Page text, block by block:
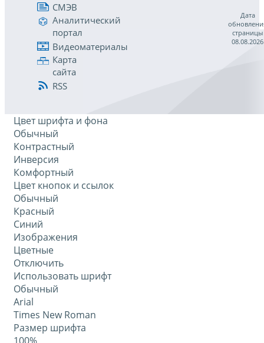
СМЭВ
Аналитический
портал
Видеоматериалы
Карта
сайта
RSS
Дата
страницы
08.08.2026
Цвет шрифта и фона
Обычный
Контрастный
Инверсия
Комфортный
Цвет кнопок и ссылок
Обычный
Красный
Синий
Изображения
Цветные
Отключить
Использовать шрифт
Обычный
Arial
Times New Roman
Размер шрифта